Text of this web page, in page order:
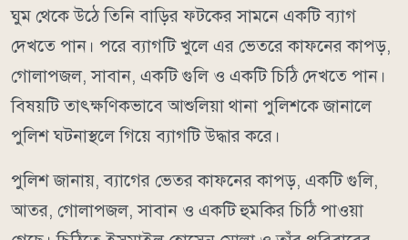
ঘুম থেকে উঠে তিনি বাড়ির ফটকের সামনে একটি ব্যাগ
দেখতে পান। পরে ব্যাগটি খুলে এর ভেতরে কাফনের কাপড়,
গোলাপজল, সাবান, একটি গুলি ও একটি চিঠি দেখতে পান।
বিষয়টি তাৎক্ষণিকভাবে আশুলিয়া থানা পুলিশকে জানালে
পুলিশ ঘটনাস্থলে গিয়ে ব্যাগটি উদ্ধার করে।
পুলিশ জানায়, ব্যাগের ভেতর কাফনের কাপড়, একটি গুলি,
আতর, গোলাপজল, সাবান ও একটি হুমকির চিঠি পাওয়া